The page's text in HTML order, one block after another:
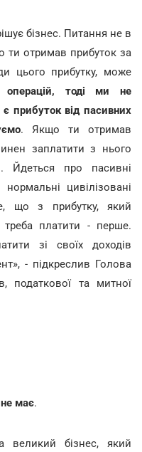
бізнес. Питання не в
отримав прибуток за
цього прибутку, може
операцій, тоді ми не
прибуток від пасивних
. Якщо ти отримав
заплатити з нього
Йдеться про пасивні
цивілізовані
що з прибутку, який
треба платити - перше.
зі своїх доходів
- підкреслив Голова
податкової та митної
має.
бізнес, який